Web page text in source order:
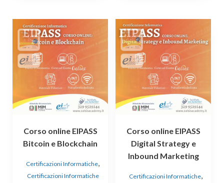
Corso online EIPASS
Bitcoin e Blockchain
Certificazioni Informatiche,
Certificazioni Informatiche
Corso online EIPASS
Digital Strategy e
Inbound Marketing
Certificazioni Informatiche,